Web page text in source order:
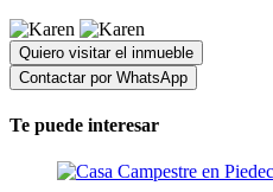
Quiero visitar el inmueble
Contactar por WhatsApp
Te puede interesar